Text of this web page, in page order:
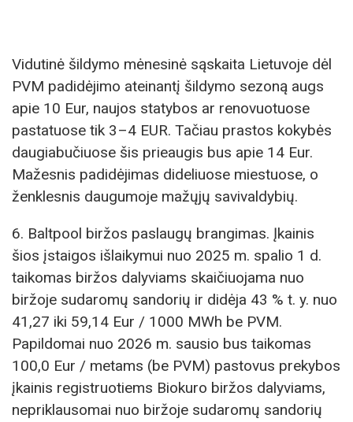
Vidutinė šildymo mėnesinė sąskaita Lietuvoje dėl
PVM padidėjimo ateinantį šildymo sezoną augs
apie 10 Eur, naujos statybos ar renovuotuose
pastatuose tik 3–4 EUR. Tačiau prastos kokybės
daugiabučiuose šis prieaugis bus apie 14 Eur.
Mažesnis padidėjimas dideliuose miestuose, o
ženklesnis daugumoje mažųjų savivaldybių.
6. Baltpool biržos paslaugų brangimas. Įkainis
šios įstaigos išlaikymui nuo 2025 m. spalio 1 d.
taikomas biržos dalyviams skaičiuojama nuo
biržoje sudaromų sandorių ir didėja 43 % t. y. nuo
41,27 iki 59,14 Eur / 1000 MWh be PVM.
Papildomai nuo 2026 m. sausio bus taikomas
100,0 Eur / metams (be PVM) pastovus prekybos
įkainis registruotiems Biokuro biržos dalyviams,
nepriklausomai nuo biržoje sudaromų sandorių